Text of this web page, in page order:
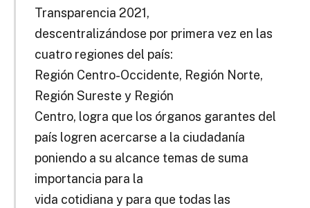
Transparencia 2021,
descentralizándose por primera vez en las
cuatro regiones del país:
Región Centro-Occidente, Región Norte,
Región Sureste y Región
Centro, logra que los órganos garantes del
país logren acercarse a la ciudadanía
poniendo a su alcance temas de suma
importancia para la
vida cotidiana y para que todas las